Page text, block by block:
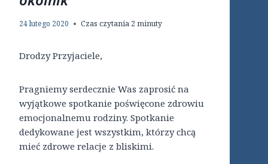
24 lutego 2020 Czas czytania 2 minuty
Drodzy Przyjaciele,
Pragniemy serdecznie Was zaprosić na
wyjątkowe spotkanie poświęcone zdrowiu
emocjonalnemu rodziny. Spotkanie
dedykowane jest wszystkim, którzy chcą
mieć zdrowe relacje z bliskimi.